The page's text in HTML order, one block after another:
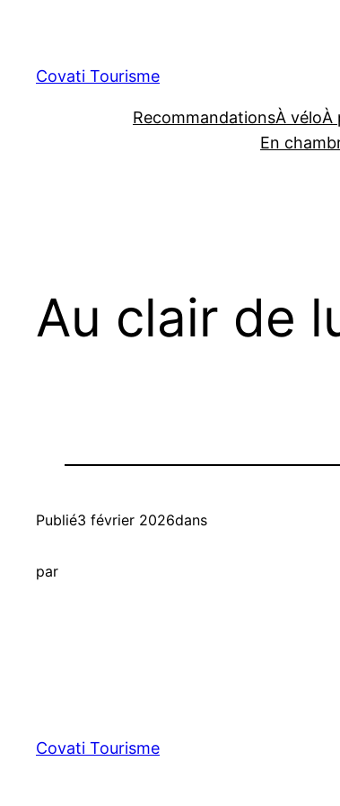
contenu
Covati Tourisme
RecommandationsÀ véloÀ
En
Au clair de
Publié3 février 2026dans
par
Covati Tourisme